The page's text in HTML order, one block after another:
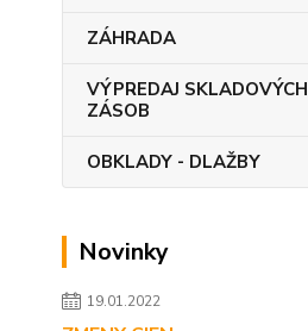
ZÁHRADA
VÝPREDAJ SKLADOVÝCH
ZÁSOB
OBKLADY - DLAŽBY
Novinky
19.01.2022